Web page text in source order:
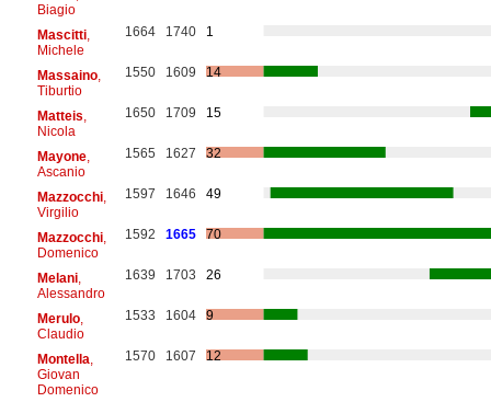
Biagio
Mascitti,
Michele
1664 1740 1
Massaino,
Tiburtio
1550 1609 14
Matteis
Nicola
1650 1709 15
Mayone,
Ascanio
1565 1627 32
Mazzocchi,
Virgilio
1597 1646 49
Mazzocchi,
Domenico
1592 1665 70
Melani,
Alessandro
1639 1703 26
Merulo,
Claudio
1533 1604 9
Montella
Giovan
Domenico
1570 1607 12